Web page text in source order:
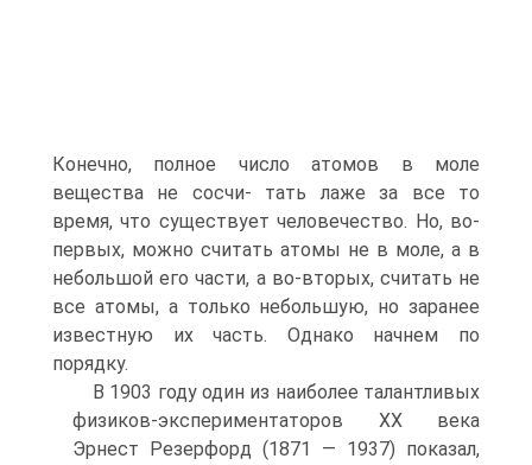
Конечно, полное число атомов в моле
вещества не сосчи- тать лаже за все то
время, что существует человечество. Но, во-
первых, можно считать атомы не в моле, а в
небольшой его части, а во-вторых, считать не
все атомы, а только небольшую, но заранее
известную их часть. Однако начнем по
порядку.
В 1903 году один из наиболее талантливых
физиков-экспериментаторов XX века
Эрнест Резерфорд (1871 — 1937) показал,